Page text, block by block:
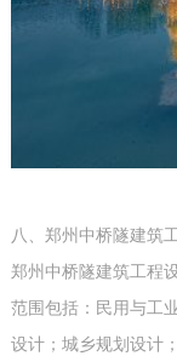
八、郑州中桥隧建筑
郑州中桥隧建筑工程
范围包括：民用与工
设计；城乡规划设计